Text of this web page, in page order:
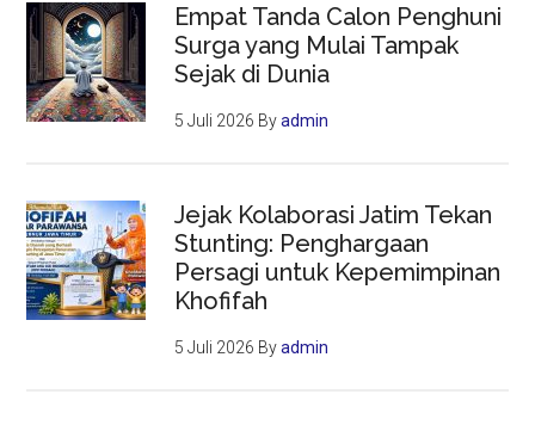
Empat Tanda Calon Penghuni
Surga yang Mulai Tampak
Sejak di Dunia
5 Juli 2026 Byadmin
Jejak Kolaborasi Jatim Tekan
Stunting: Penghargaan
Persagi untuk Kepemimpinan
Khofifah
5 Juli 2026 Byadmin